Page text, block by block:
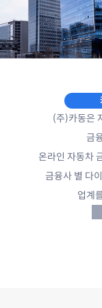
(주)카동은
금
온라인 자동차
금융사 별 다
업계